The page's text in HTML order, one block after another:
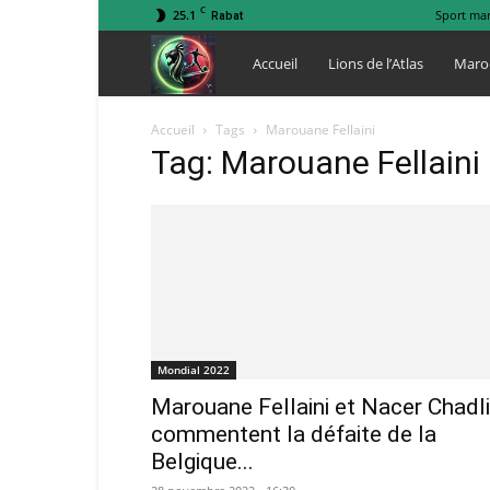
25.1 C Rabat Sport
Lions
de
Accueil Lions de l’Atlas
Accueil Tags Marouane Fellaini
Tag: Marouane Fellaini
Mondial 2022
Marouane Fellaini et Nacer Chadli
commentent la défaite de la
Belgique...